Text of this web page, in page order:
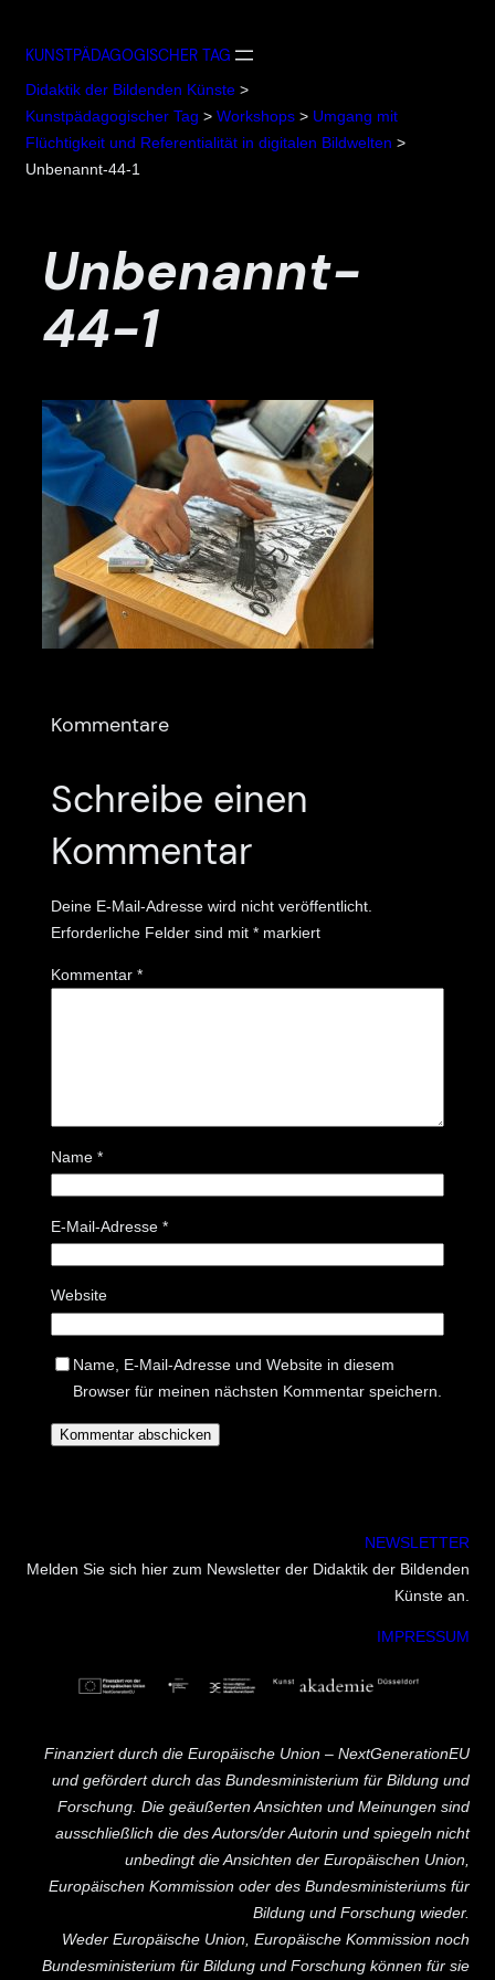
Inhalt
KUNSTPÄDAGOGISCHER TAG
Didaktik der Bildenden Künste >
Kunstpädagogischer Tag > Workshops > Umgang mit
Flüchtigkeit und Referentialität in digitalen Bildwelten >
Unbenannt-44-1
Unbenannt-
44-1
Kommentare
Schreibe einen
Kommentar
Deine E-Mail-Adresse wird nicht veröffentlicht.
Erforderliche Felder sind mit * markiert
Kommentar *
Name *
E-Mail-Adresse *
Website
Name, E-Mail-Adresse und Website in diesem
Browser für meinen nächsten Kommentar speichern.
NEWSLETTER
Melden Sie sich hier zum Newsletter der Didaktik der Bildenden
Künste an.
IMPRESSUM
Finanziert durch die Europäische Union – NextGenerationEU
und gefördert durch das Bundesministerium für Bildung und
Forschung. Die geäußerten Ansichten und Meinungen sind
ausschließlich die des Autors/der Autorin und spiegeln nicht
unbedingt die Ansichten der Europäischen Union,
Europäischen Kommission oder des Bundesministeriums für
Bildung und Forschung wieder.
Weder Europäische Union, Europäische Kommission noch
Bundesministerium für Bildung und Forschung können für sie